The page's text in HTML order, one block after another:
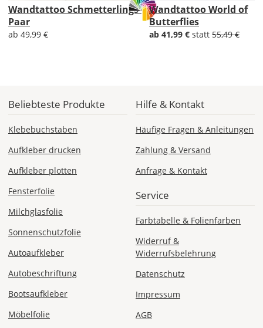
Fr., 21.08.
1,99 EUR
Priority
Deutschland
Do., 13.08. -
Mo., 17.08.
ab 7,98
Produktionsaufschlag
Versandkosten 1,99
Express
Deutschland
Wandtattoo Schmetterlings-
Paar
ab 49,99 €
Wandtattoo World of
Butterflies
ab 41,99 € statt 55,49 €
Beliebteste Produkte
Klebebuchstaben
Aufkleber drucken
Aufkleber plotten
Fensterfolie
Milchglasfolie
Sonnenschutzfolie
Autoaufkleber
Autobeschriftung
Bootsaufkleber
Möbelfolie
Hilfe & Kontakt
Häufige Fragen & Anleitungen
Zahlung & Versand
Anfrage & Kontakt
Service
Farbtabelle & Folienfarben
Widerruf &
Widerrufsbelehrung
Datenschutz
Impressum
AGB